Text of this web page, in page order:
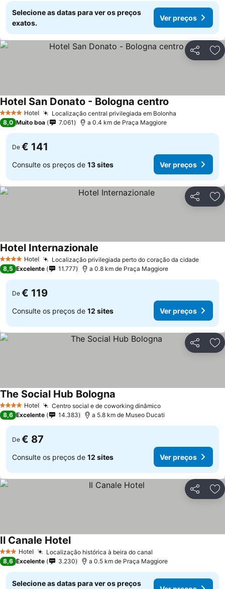
Selecione as datas para ver os preços
exatos.
Ver preços
Partilhar
4 EstrelasHotel Localização central privilegiada em Bolonha
Hotel San Donato - Bologna centro
8,0 Muito boa 7.061 a 0.4 km de Praça Maggiore
De € 141
Consulte os preços de 13 sites Ver preços
Partilhar
4 EstrelasHotel Localização privilegiada perto do coração da cidade
Hotel Internazionale
8,5 Excelente 11.777 a 0.8 km de Praça Maggiore
De € 119
Consulte os preços de 12 sites Ver preços
Partilhar
4 EstrelasHotel Centro social e de coworking dinâmico
The Social Hub Bologna
8,6 Excelente 14.383 a 5.8 km de Museo Ducati
De € 87
Consulte os preços de 12 sites Ver preços
Partilhar
3 EstrelasHotel Localização histórica à beira do canal
Il Canale Hotel
8,6 Excelente 3.230 a 0.5 km de Praça Maggiore
Selecione as datas para ver os preços